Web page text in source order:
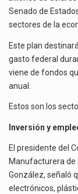
Senado de
sectores de la
Este plan
gasto federal
viene de fondos
anual.
Estos son los
Inversión y
El presidente del
Manufacturera de
González, señaló
electrónicos,